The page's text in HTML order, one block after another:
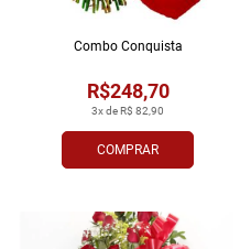
COMPRAR
3x de R$ 82,90
R$248,70
Combo Conquista